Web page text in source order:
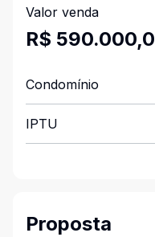
Valor venda
R$
Condomínio
IPTU
Proposta